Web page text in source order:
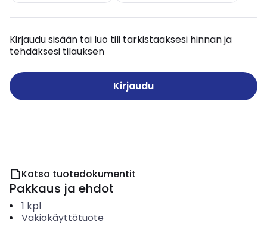
Kirjaudu sisään tai luo tili tarkistaaksesi hinnan ja
tehdäksesi tilauksen
Kirjaudu
Katso tuotedokumentit
Pakkaus ja ehdot
1 kpl
Vakiokäyttötuote